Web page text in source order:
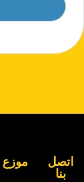
موزع
اتصل
بنا